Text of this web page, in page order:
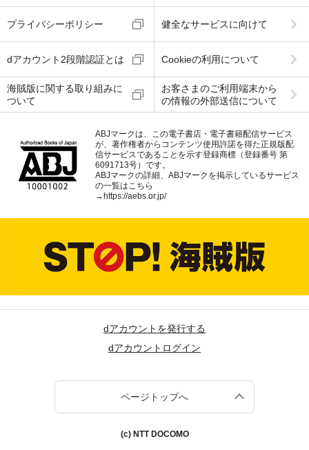
プライバシーポリシー 健全なサービスに向けて
dアカウント2段階認証とは Cookieの利用について
海賊版に関する取り組みに
ついて
お客さまのご利用端末から
の情報の外部送信について
ABJマークは、この電子書店・電子書籍配信サービス
が、著作権者からコンテンツ使用許諾を得た正規版配
信サービスであることを示す登録商標（登録番号 第
6091713号）です。
ABJマークの詳細、ABJマークを掲示しているサービス
の一覧はこちら
→https://aebs.or.jp/
dアカウントを発行する
dアカウントログイン
ページトップへ
(c) NTT DOCOMO